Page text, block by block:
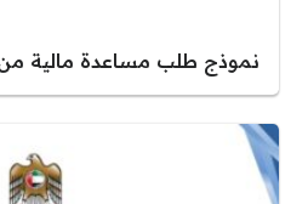
نموذج طلب مساعدة مالية من